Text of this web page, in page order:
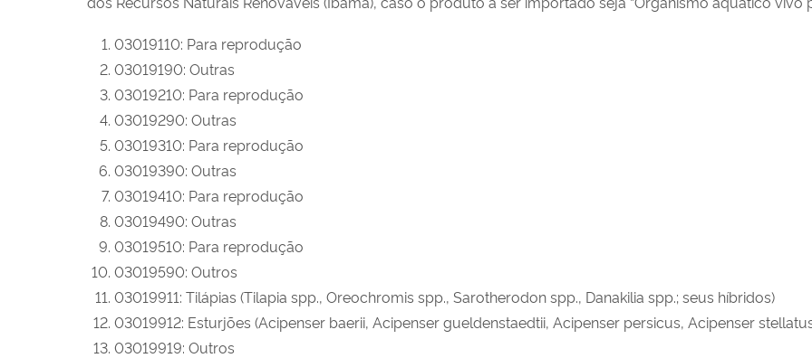
03019110: Para reprodução
03019190: Outras
03019210: Para reprodução
03019290: Outras
03019310: Para reprodução
03019390: Outras
03019410: Para reprodução
03019490: Outras
03019510: Para reprodução
03019590: Outros
03019911: Tilápias (Tilapia spp., Oreochromis spp., Sarotherodon spp., Danakilia spp.; seus híbridos)
03019912: Esturjões (Acipenser baerii, Acipenser gueldenstaedtii, Acipenser persicus, Acipenser
03019919: Outros